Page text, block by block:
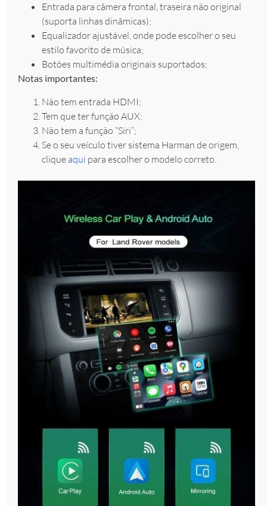
Entrada para câmera frontal, traseira não original
(suporta linhas dinâmicas);
Equalizador ajustável, onde pode escolher o seu
estilo favorito de música;
Botões multimédia originais suportados;
Notas importantes:
Não tem entrada HDMI;
Tem que ter função AUX;
Não tem a função “Siri”;
Se o seu veículo tiver sistema Harman de origem,
clique aqui para escolher o modelo correto.